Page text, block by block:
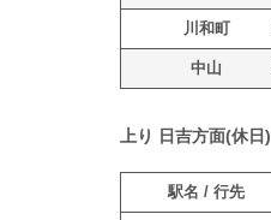
川和町
中山
上り 日吉方面(休日)
駅名 / 行先